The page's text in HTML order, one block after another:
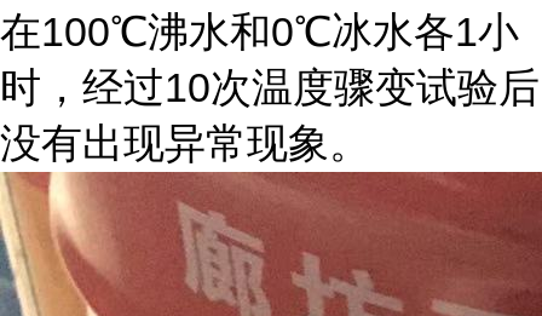
在100℃沸水和0℃冰水各1小
时，经过10次温度骤变试验后
没有出现异常现象。